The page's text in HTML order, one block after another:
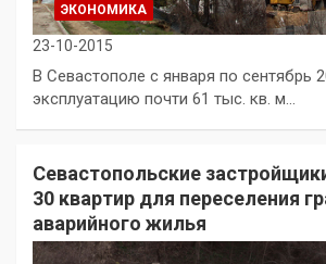
ЭКОНОМИКА
23-10-2015
В Севастополе с января по сентябрь
эксплуатацию почти 61 тыс. кв. м…
Севастопольские
30 квартир для переселения
аварийного жилья